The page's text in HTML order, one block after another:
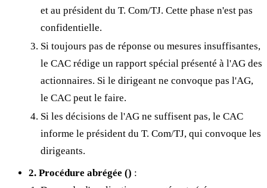
et au président du T. Com/TJ. Cette phase n'est pas
confidentielle.
Si toujours pas de réponse ou mesures insuffisantes,
le CAC rédige un rapport spécial présenté à l'AG des
actionnaires. Si le dirigeant ne convoque pas l'AG,
le CAC peut le faire.
Si les décisions de l'AG ne suffisent pas, le CAC
informe le président du T. Com/TJ, qui convoque les
dirigeants.
2. Procédure abrégée () :